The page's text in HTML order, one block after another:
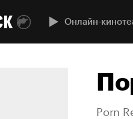
Онлайн-
Porn